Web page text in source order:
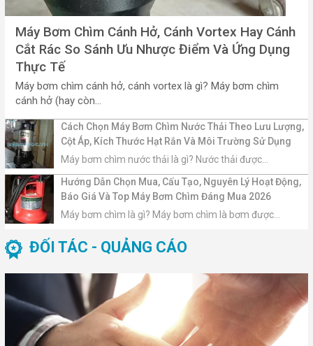
Máy Bơm Chìm Cánh Hở, Cánh Vortex Hay Cánh
Cắt Rác So Sánh Ưu Nhược Điểm Và Ứng Dụng
Thực Tế
Máy bơm chìm cánh hở, cánh vortex là gì? Máy bơm chìm
cánh hở (hay còn...
Cách Chọn Máy Bơm Chìm Nước Thải Theo Lưu Lượng,
Cột Áp, Kích Thước Hạt Rắn Và Môi Trường Sử Dụng
Máy bơm chìm nước thải là gì? Nước thải được...
Hướng Dẫn Chọn Mua, Cấu Tạo, Nguyên Lý Hoạt Động,
Báo Giá Và Top Máy Bơm Chìm Đáng Mua 2026
Máy bơm chìm là gì? Máy bơm chìm là bơm được...
ĐỐI TÁC - QUẢNG CÁO